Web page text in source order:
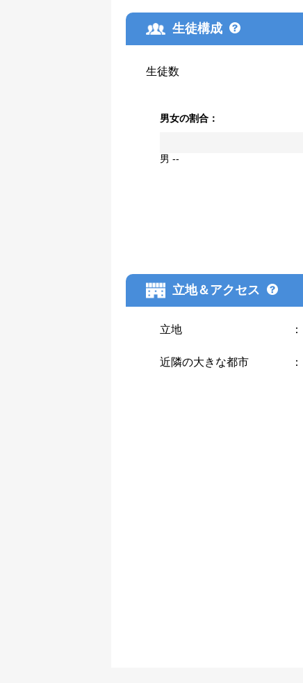
生徒構成
生徒数
男女の割合：
男 --
立地＆アクセス
立地 ：
近隣の大きな都市 ：